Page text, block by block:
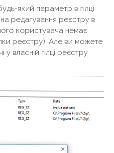
який параметр в гілці
редагування реєстру в
користувача немає
реєстру). Але ви можете
власній гілці реєстру